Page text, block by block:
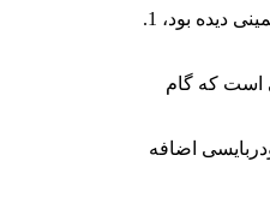
حضرت آیت‌الله خامنه‌ای با اشاره به ایمان قوی امام خمینی (ره) گفتند: در دیداری که شهید مطهری که خود مظهر ایمان بود در پاریس با امام داشت ۴ ایمان را در وجود امام خمینی دیده بود، 1.
است که گام
اضافه